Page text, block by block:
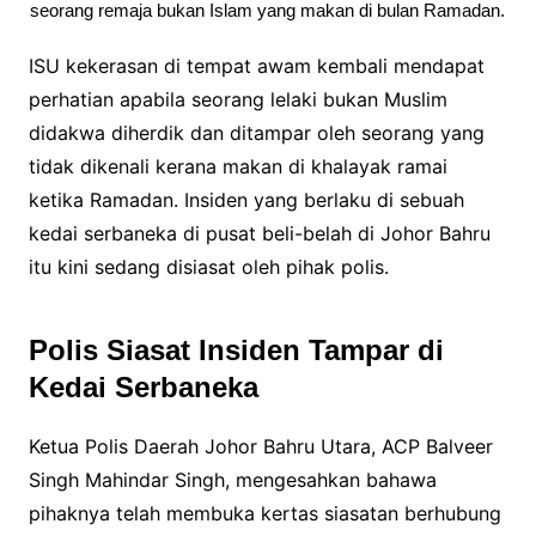
seorang remaja bukan Islam yang makan di bulan Ramadan.
ISU kekerasan di tempat awam kembali mendapat
perhatian apabila seorang lelaki bukan Muslim
didakwa diherdik dan ditampar oleh seorang yang
tidak dikenali kerana makan di khalayak ramai
ketika Ramadan. Insiden yang berlaku di sebuah
kedai serbaneka di pusat beli-belah di Johor Bahru
itu kini sedang disiasat oleh pihak polis.
Polis Siasat Insiden Tampar di
Kedai Serbaneka
Ketua Polis Daerah Johor Bahru Utara, ACP Balveer
Singh Mahindar Singh, mengesahkan bahawa
pihaknya telah membuka kertas siasatan berhubung